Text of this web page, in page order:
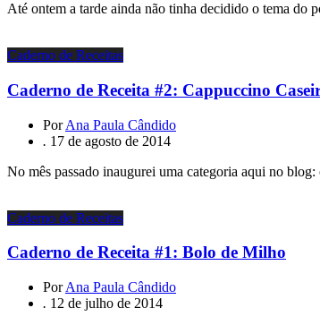
Até ontem a tarde ainda não tinha decidido o tema do
Caderno de Receitas
Caderno de Receita #2: Cappuccino
Por Ana Paula Cândido
. 17 de agosto de 2014
No mês passado inaugurei uma categoria aqui no
Caderno de Receitas
Caderno de Receita #1: Bolo de Milho
Por Ana Paula Cândido
. 12 de julho de 2014